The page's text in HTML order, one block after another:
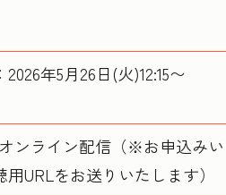
年5月26日(火)12:15〜
ンライン配信（※お申込みい
URLをお送りいたします）